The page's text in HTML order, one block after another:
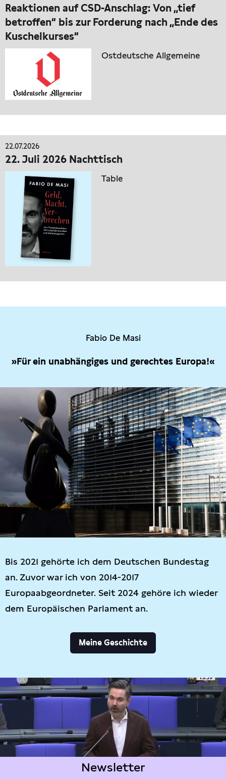
Reaktionen auf CSD-Anschlag: Von „tief
betroffen“ bis zur Forderung nach „Ende des
Kuschelkurses“
Ostdeutsche Allgemeine
22.07.2026
22. Juli 2026 Nachttisch
Table
Fabio De Masi
»Für ein unabhängiges und gerechtes Europa!«
Bis 2021 gehörte ich dem Deutschen Bundestag
an. Zuvor war ich von 2014-2017
Europaabgeordneter. Seit 2024 gehöre ich wieder
dem Europäischen Parlament an.
Meine Geschichte
Newsletter